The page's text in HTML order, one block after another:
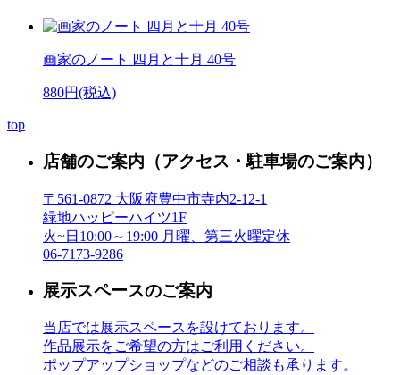
画家のノート 四月と十月 40号
880円(税込)
top
店舗のご案内 （アクセス・駐車場のご案内）
〒561-0872 大阪府豊中市寺内2-12-1
緑地ハッピーハイツ1F
火~日10:00～19:00 月曜、第三火曜定休
06-7173-9286
展示スペースのご案内
当店では展示スペースを設けております。
作品展示をご希望の方はご利用ください。
ポップアップショップなどのご相談も承ります。